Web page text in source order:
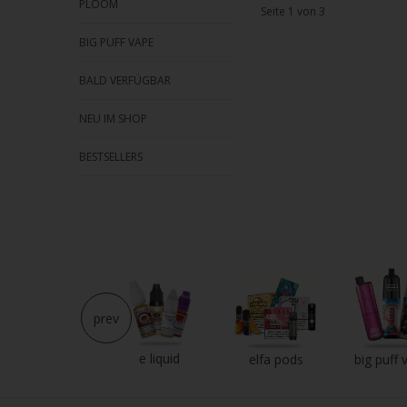
PLOOM
BIG PUFF VAPE
BALD VERFÜGBAR
NEU IM SHOP
BESTSELLERS
Seite 1 von 3
e liquid elfa pods big puff
prev